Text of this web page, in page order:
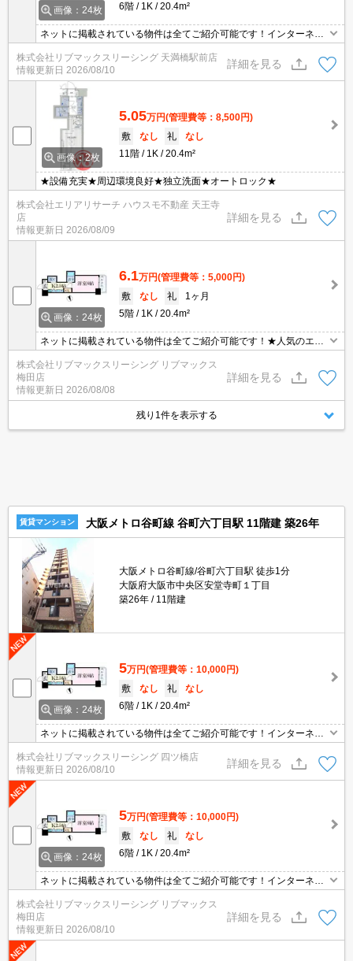
画像：24枚
6階
1K 20.4m²
ネットに掲載されている物件は全てご紹介可能です！インターネッ
ット飼育可★弊社は天満橋駅前店、新大阪駅前店、梅田店、四ツ橋
店ご希望の店舗でご対応可能です★女性スタッフ・ベテランスタッ
フ在籍★内見代行・写真撮影/動画撮影/WEB契約等来店不要でご契
約可能です。
株式会社リブマックスリーシング 天満橋駅前店
情報更新日 2026/08/10
詳細を見る
画像：2枚
5.05万円(管理費等：8,500円)
敷
なし 礼
なし
11階
1K 20.4m²
★設備充実★周辺環境良好★独立洗面★オートロック★
株式会社エリアリサーチ ハウスモ不動産 天王寺
店
情報更新日 2026/08/09
詳細を見る
画像：24枚
6.1万円(管理費等：5,000円)
敷
なし 礼
1ヶ月
5階
1K 20.4m²
ネットに掲載されている物件は全てご紹介可能です！★人気のエス
ット相談可能★3駅3沿線利用可能で主要エリアへのアクセス良好で
す♪
株式会社リブマックスリーシング リブマックス
梅田店
情報更新日 2026/08/08
詳細を見る
残り1件を表示する
賃貸マンション 大阪メトロ谷町線 谷町六丁目駅 11階建 築26年
大阪メトロ谷町線/谷町六丁目駅 徒歩1分
大阪府大阪市中央区安堂寺町１丁目
築26年
11階建
画像：24枚
5万円(管理費等：10,000円)
敷
なし 礼
なし
6階
1K 20.4m²
ネットに掲載されている物件は全てご紹介可能です！インターネッ
ット飼育可★弊社は天満橋駅前店、新大阪駅前店、梅田店、四ツ橋
店ご希望の店舗でご対応可能です★女性スタッフ・ベテランスタッ
株式会社リブマックスリーシング 四ツ橋店
情報更新日 2026/08/10
詳細を見る
画像：24枚
5万円(管理費等：10,000円)
敷
なし 礼
なし
6階
1K 20.4m²
ネットに掲載されている物件は全てご紹介可能です！インターネッ
ット飼育可★弊社は天満橋駅前店、新大阪駅前店、梅田店、四ツ橋
店ご希望の店舗でご対応可能です★女性スタッフ・ベテランスタッ
フ在籍★内見代行・写真撮影/動画撮影/WEB契約等来店不要でご契
株式会社リブマックスリーシング リブマックス
梅田店
情報更新日 2026/08/10
詳細を見る